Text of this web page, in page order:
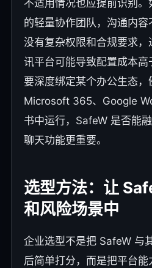
不适用情况也应提前识别
的轻量协作团队，沟通内
没有复杂权限和合规要求
讯平台可能导致配置成本
要深度绑定某个办公生态
Microsoft 365、Google
书中运行，SafeW 是否能
聊天功能更重要。
选型方法：让
和风险场景中
企业选型不是把 SafeW 与
后简单打分，而是把平台